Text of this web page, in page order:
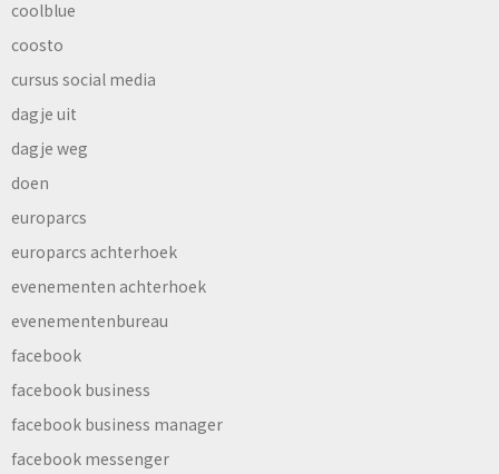
coolblue
coosto
cursus social media
dagje uit
dagje weg
doen
europarcs
europarcs achterhoek
evenementen achterhoek
evenementenbureau
facebook
facebook business
facebook business manager
facebook messenger